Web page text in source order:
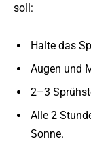
soll:
Halte das
Augen und
2–3
Alle 2
Sonne.